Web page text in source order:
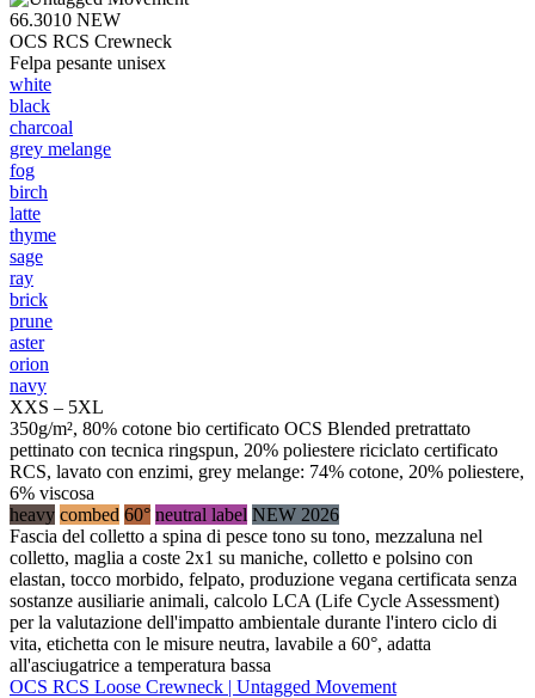
66.3010 NEW
OCS RCS Crewneck
Felpa pesante unisex
white
black
charcoal
grey melange
fog
birch
latte
thyme
sage
ray
brick
prune
aster
orion
navy
XXS – 5XL
350g/m², 80% cotone bio certificato OCS Blended pretrattato
pettinato con tecnica ringspun, 20% poliestere riciclato certificato
RCS, lavato con enzimi, grey melange: 74% cotone, 20% poliestere,
6% viscosa
heavy combed 60° neutral label NEW 2026
Fascia del colletto a spina di pesce tono su tono, mezzaluna nel
colletto, maglia a coste 2x1 su maniche, colletto e polsino con
elastan, tocco morbido, felpato, produzione vegana certificata senza
sostanze ausiliarie animali, calcolo LCA (Life Cycle Assessment)
per la valutazione dell'impatto ambientale durante l'intero ciclo di
vita, etichetta con le misure neutra, lavabile a 60°, adatta
all'asciugatrice a temperatura bassa
OCS RCS Loose Crewneck | Untagged Movement